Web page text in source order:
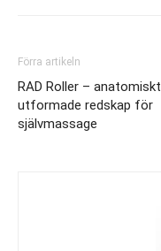
Förra artikeln
RAD Roller – anatomiskt
utformade redskap för
självmassage